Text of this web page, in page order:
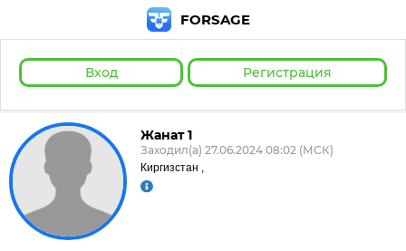
FORSAGE
Вход Регистрация
Жанат 1
Заходил(а) 27.06.2024 08:02 (МСК)
Киргизстан ,